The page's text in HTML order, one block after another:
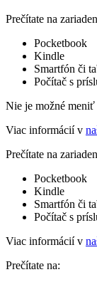
Prečítate na
Pocketbook
Kindle
Smartfón či
Počítač s
Nie je možné
Viac informácií v
Prečítate na
Pocketbook
Kindle
Smartfón či
Počítač s
Viac informácií v
Prečítate na: